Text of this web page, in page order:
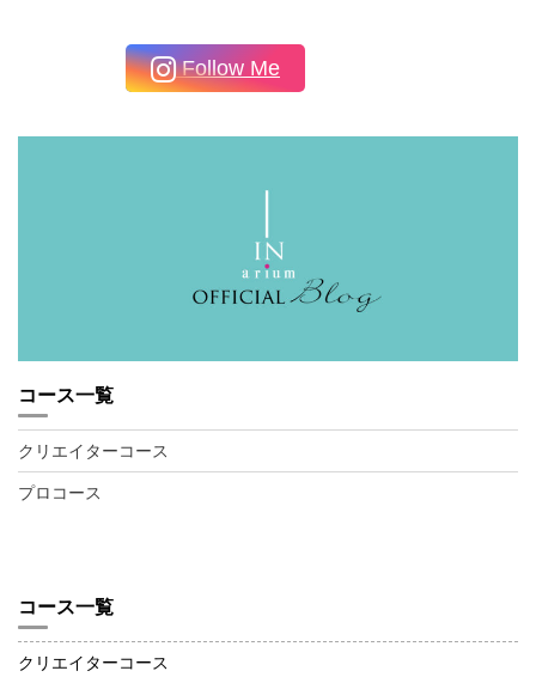
Follow Me
コース一覧
クリエイターコース
プロコース
コース一覧
クリエイターコース